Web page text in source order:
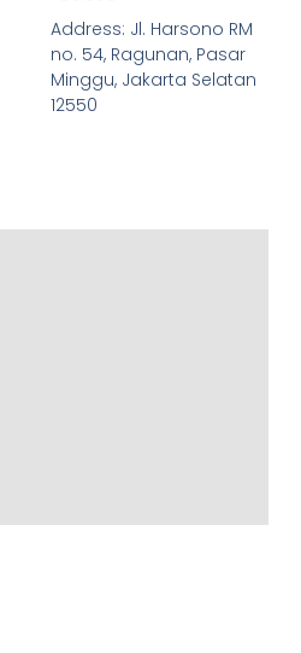
Address: Jl. Harsono RM
no. 54, Ragunan, Pasar
Minggu, Jakarta Selatan
12550